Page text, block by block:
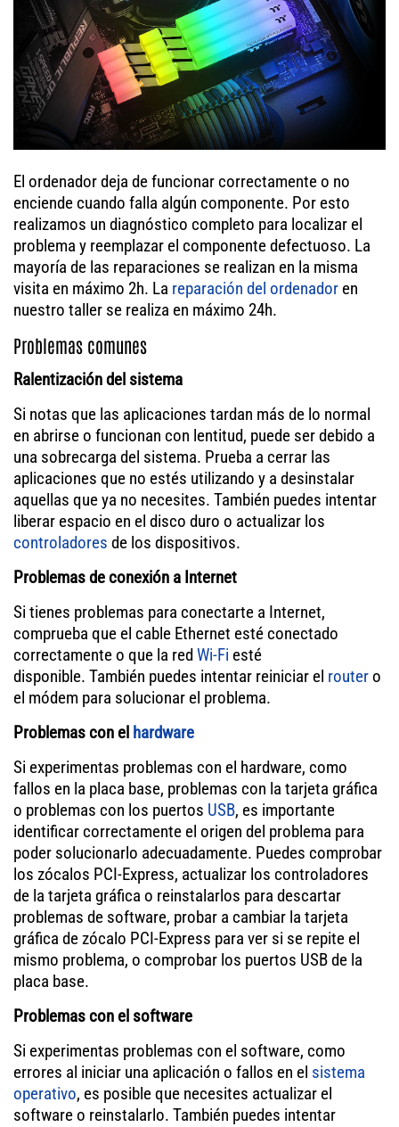
El ordenador deja de funcionar correctamente o no
enciende cuando falla algún componente. Por esto
realizamos un diagnóstico completo para localizar el
problema y reemplazar el componente defectuoso. La
mayoría de las reparaciones se realizan en la misma
visita en máximo 2h. La reparación del ordenador en
nuestro taller se realiza en máximo 24h.
Problemas comunes
Ralentización del sistema
Si notas que las aplicaciones tardan más de lo normal
en abrirse o funcionan con lentitud, puede ser debido a
una sobrecarga del sistema. Prueba a cerrar las
aplicaciones que no estés utilizando y a desinstalar
aquellas que ya no necesites. También puedes intentar
liberar espacio en el disco duro o actualizar los
controladores de los dispositivos.
Problemas de conexión a Internet
Si tienes problemas para conectarte a Internet,
comprueba que el cable Ethernet esté conectado
correctamente o que la redWi-Fi esté
disponible. También puedes intentar reiniciar el routero
el módem para solucionar el problema.
Problemas con el hardware
Si experimentas problemas con el hardware, como
fallos en la placa base, problemas con la tarjeta gráfica
o problemas con los puertos USB, es importante
identificar correctamente el origen del problema para
poder solucionarlo adecuadamente. Puedes comprobar
los zócalos PCI-Express, actualizar los controladores
de la tarjeta gráfica o reinstalarlos para descartar
problemas de software, probar a cambiar la tarjeta
gráfica de zócalo PCI-Express para ver si se repite el
mismo problema, o comprobar los puertos USB de la
placa base.
Problemas con el software
Si experimentas problemas con el software, como
errores al iniciar una aplicación o fallos en el sistema
operativo, es posible que necesites actualizar el
software o reinstalarlo. También puedes intentar